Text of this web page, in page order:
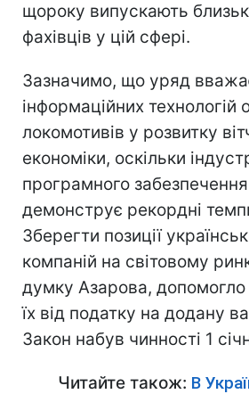
щороку випускають
фахівців у цій сфері.
Зазначимо, що уряд
інформаційних технологій
локомотивів у розвитку
економіки, оскільки
програмного забезпечення
демонструє рекордні
Зберегти позиції
компаній на світовому
думку Азарова, допомогло
їх від податку на додану
Закон набув чинності 1
Читайте також: В